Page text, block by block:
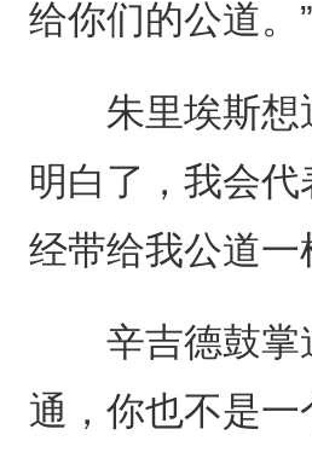
给你们的公道。”
朱里埃斯想通
明白了，我会
经带给我公道一
辛吉德鼓掌道
通，你也不是一